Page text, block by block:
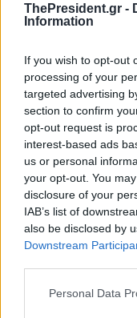
ThePresident.gr -
Information
If you wish to opt-out
processing of your
targeted advertising
section to confirm
opt-out request is
interest-based ads
us or personal
your opt-out. You
disclosure of your
IAB’s list of
also be disclosed by
Downstream
Personal Data